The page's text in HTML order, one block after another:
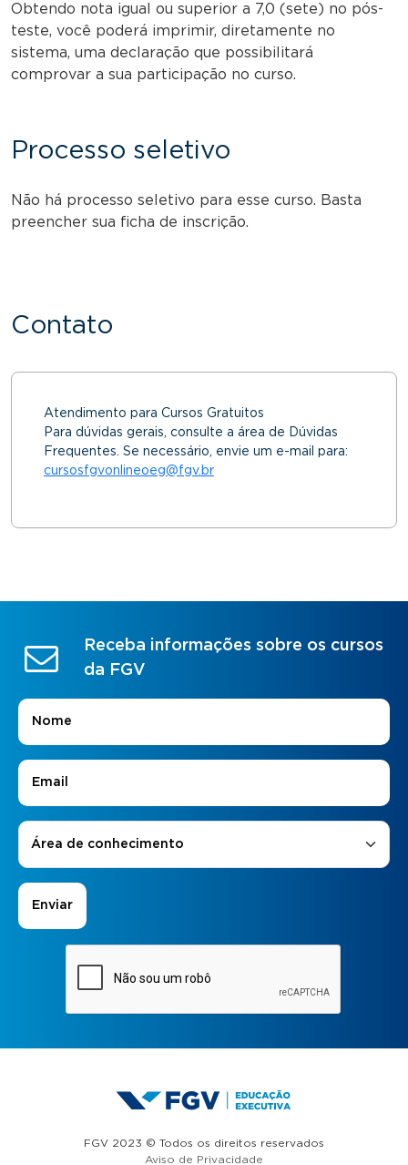
Obtendo nota igual ou superior a 7,0 (sete) no pós-
teste, você poderá imprimir, diretamente no
sistema, uma declaração que possibilitará
comprovar a sua participação no curso.
Processo seletivo
Não há processo seletivo para esse curso. Basta
preencher sua ficha de inscrição.
Contato
Atendimento para Cursos Gratuitos
Para dúvidas gerais, consulte a área de Dúvidas
Frequentes. Se necessário, envie um e-mail para:
cursosfgvonlineoeg@fgv.br
Receba informações sobre os cursos
da FGV
Nome
E-mail
Áreas de Interesse
Área de conhecimento
FGV 2023 © Todos os direitos reservados
Aviso de Privacidade